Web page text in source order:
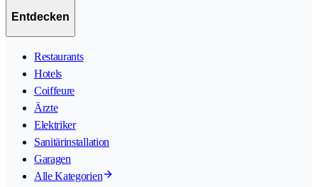
Entdecken
Restaurants
Hotels
Coiffeure
Ärzte
Elektriker
Sanitärinstallation
Garagen
Alle Kategorien